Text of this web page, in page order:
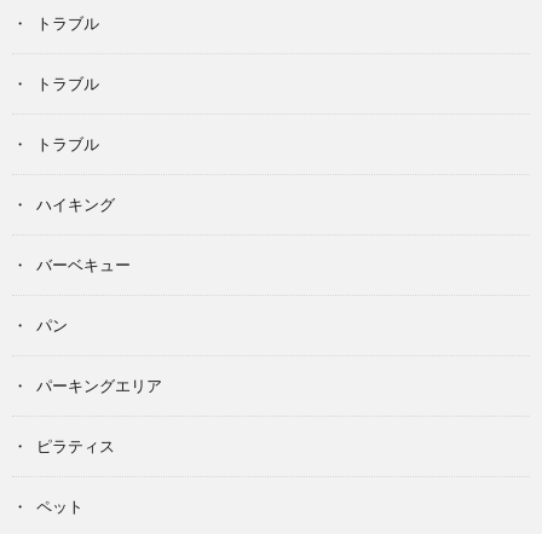
トラブル
トラブル
トラブル
ハイキング
バーベキュー
パン
パーキングエリア
ピラティス
ペット